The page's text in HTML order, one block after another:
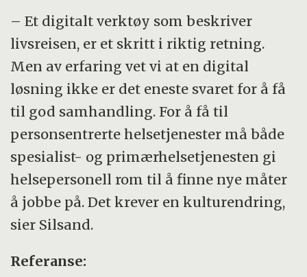
– Et digitalt verktøy som beskriver
livsreisen, er et skritt i riktig retning.
Men av erfaring vet vi at en digital
løsning ikke er det eneste svaret for å få
til god samhandling. For å få til
personsentrerte helsetjenester må både
spesialist- og primærhelsetjenesten gi
helsepersonell rom til å finne nye måter
å jobbe på. Det krever en kulturendring,
sier Silsand.
Referanse: